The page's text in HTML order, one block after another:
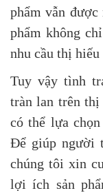
phẩm vẫn
phẩm không
nhu cầu thị
Tuy vậy tình
tràn lan trên
có thể lựa
Để giúp người
chúng tôi xin
lợi ích sản